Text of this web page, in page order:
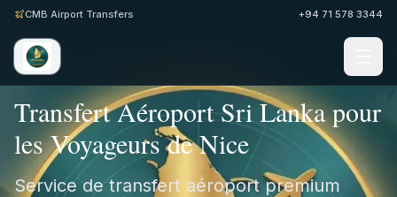
CMB Airport Transfers +94 71 578 3344
Accueil /
Transfert Aéroport Sri Lanka pour
les Voyageurs de Nice
Service de transfert aéroport premium